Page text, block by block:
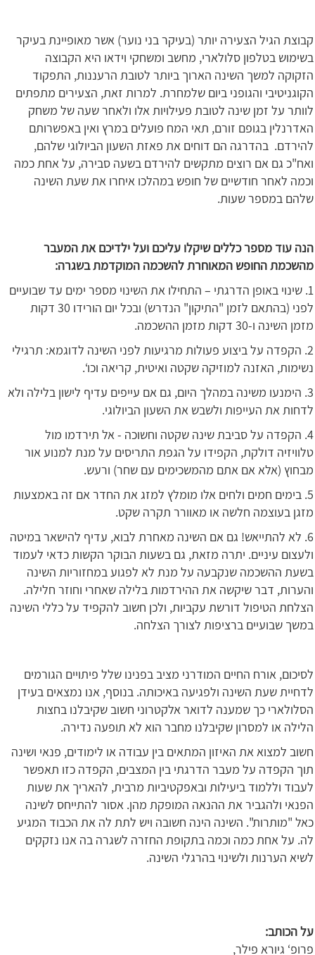
קבוצת הגיל הצעירה יותר (בעיקר בני נוער) אשר מאופיינת בעיקר
בשימוש בטלפון סלולארי, מחשב ומשחקי וידאו היא הקבוצה
הזקוקה למשך השינה הארוך ביותר לטובת הרעננות, התפקוד
הקוגניטיבי והגופני ביום שלמחרת. למרות זאת, הצעירים מתפתים
לוותר על זמן שינה לטובת פעילויות אלו ולאחר שעה של משחק
האדרנלין בגופם זורם, תאי המח פועלים במרץ ואין באפשרותם
להירדם. בהדרגה הם דוחים את פאזת השעון הביולוגי שלהם,
ואח"כ גם אם רוצים מתקשים להירדם בשעה סבירה, על אחת כמה
וכמה לאחר חודשיים של חופש במהלכו איחרו את שעת השינה
שלהם במספר שעות.
הנה עוד מספר כללים שיקלו עליכם ועל ילדיכם את המעבר
מהשכמת החופש המאוחרת להשכמה המוקדמת בשגרה:
1. שינוי באופן הדרגתי – התחילו את השינוי מספר ימים עד שבועיים
לפני (בהתאם לזמן "התיקון" הנדרש) ובכל יום הורידו 30 דקות
מזמן השינה ו-30 דקות מזמן ההשכמה.
2. הקפדה על ביצוע פעולות מרגיעות לפני השינה לדוגמא: תרגילי
נשימות, האזנה למוזיקה שקטה ואיטית, קריאה וכו‘.
3. הימנעו משינה במהלך היום, גם אם עייפים עדיף לישון בלילה ולא
לדחות את העייפות ולשבש את השעון הביולוגי.
4. הקפדה על סביבת שינה שקטה וחשוכה - אל תירדמו מול
טלוויזיה דולקת, הקפידו על הגפת התריסים על מנת למנוע אור
מבחוץ (אלא אם אתם מהמשכימים עם שחר) ורעש.
5. בימים חמים ולחים אלו מומלץ למזג את החדר אם זה באמצעות
מזגן בעוצמה חלשה או מאוורר תקרה שקט.
6. לא להתייאש! גם אם השינה מאחרת לבוא, עדיף להישאר במיטה
ולעצום עיניים. יתרה מזאת, גם בשעות הבוקר הקשות כדאי לעמוד
בשעת ההשכמה שנקבעה על מנת לא לפגוע במחזוריות השינה
והערות, דבר שיקשה את ההירדמות בלילה שאחרי וחוזר חלילה.
הצלחת הטיפול דורשת עקביות, ולכן חשוב להקפיד על כללי השינה
במשך שבועיים ברציפות לצורך הצלחה.
לסיכום, אורח החיים המודרני מציב בפנינו שלל פיתויים הגורמים
לדחיית שעת השינה ולפגיעה באיכותה. בנוסף, אנו נמצאים בעידן
הסלולארי כך שמענה לדואר אלקטרוני חשוב שקיבלנו בחצות
הלילה או למסרון שקיבלנו מחבר הוא לא תופעה נדירה.
חשוב למצוא את האיזון המתאים בין עבודה או לימודים, פנאי ושינה
תוך הקפדה על מעבר הדרגתי בין המצבים, הקפדה כזו תאפשר
לעבוד וללמוד ביעילות ובאפקטיביות מרבית, להאריך את שעות
הפנאי ולהגביר את ההנאה המופקת מהן. אסור להתייחס לשינה
כאל "מותרות". השינה הינה חשובה ויש לתת לה את הכבוד המגיע
לה. על אחת כמה וכמה בתקופת החזרה לשגרה בה אנו נזקקים
לשיא הערנות ולשינוי בהרגלי השינה.
על הכותב:
פרופ‘ גיורא פילר,